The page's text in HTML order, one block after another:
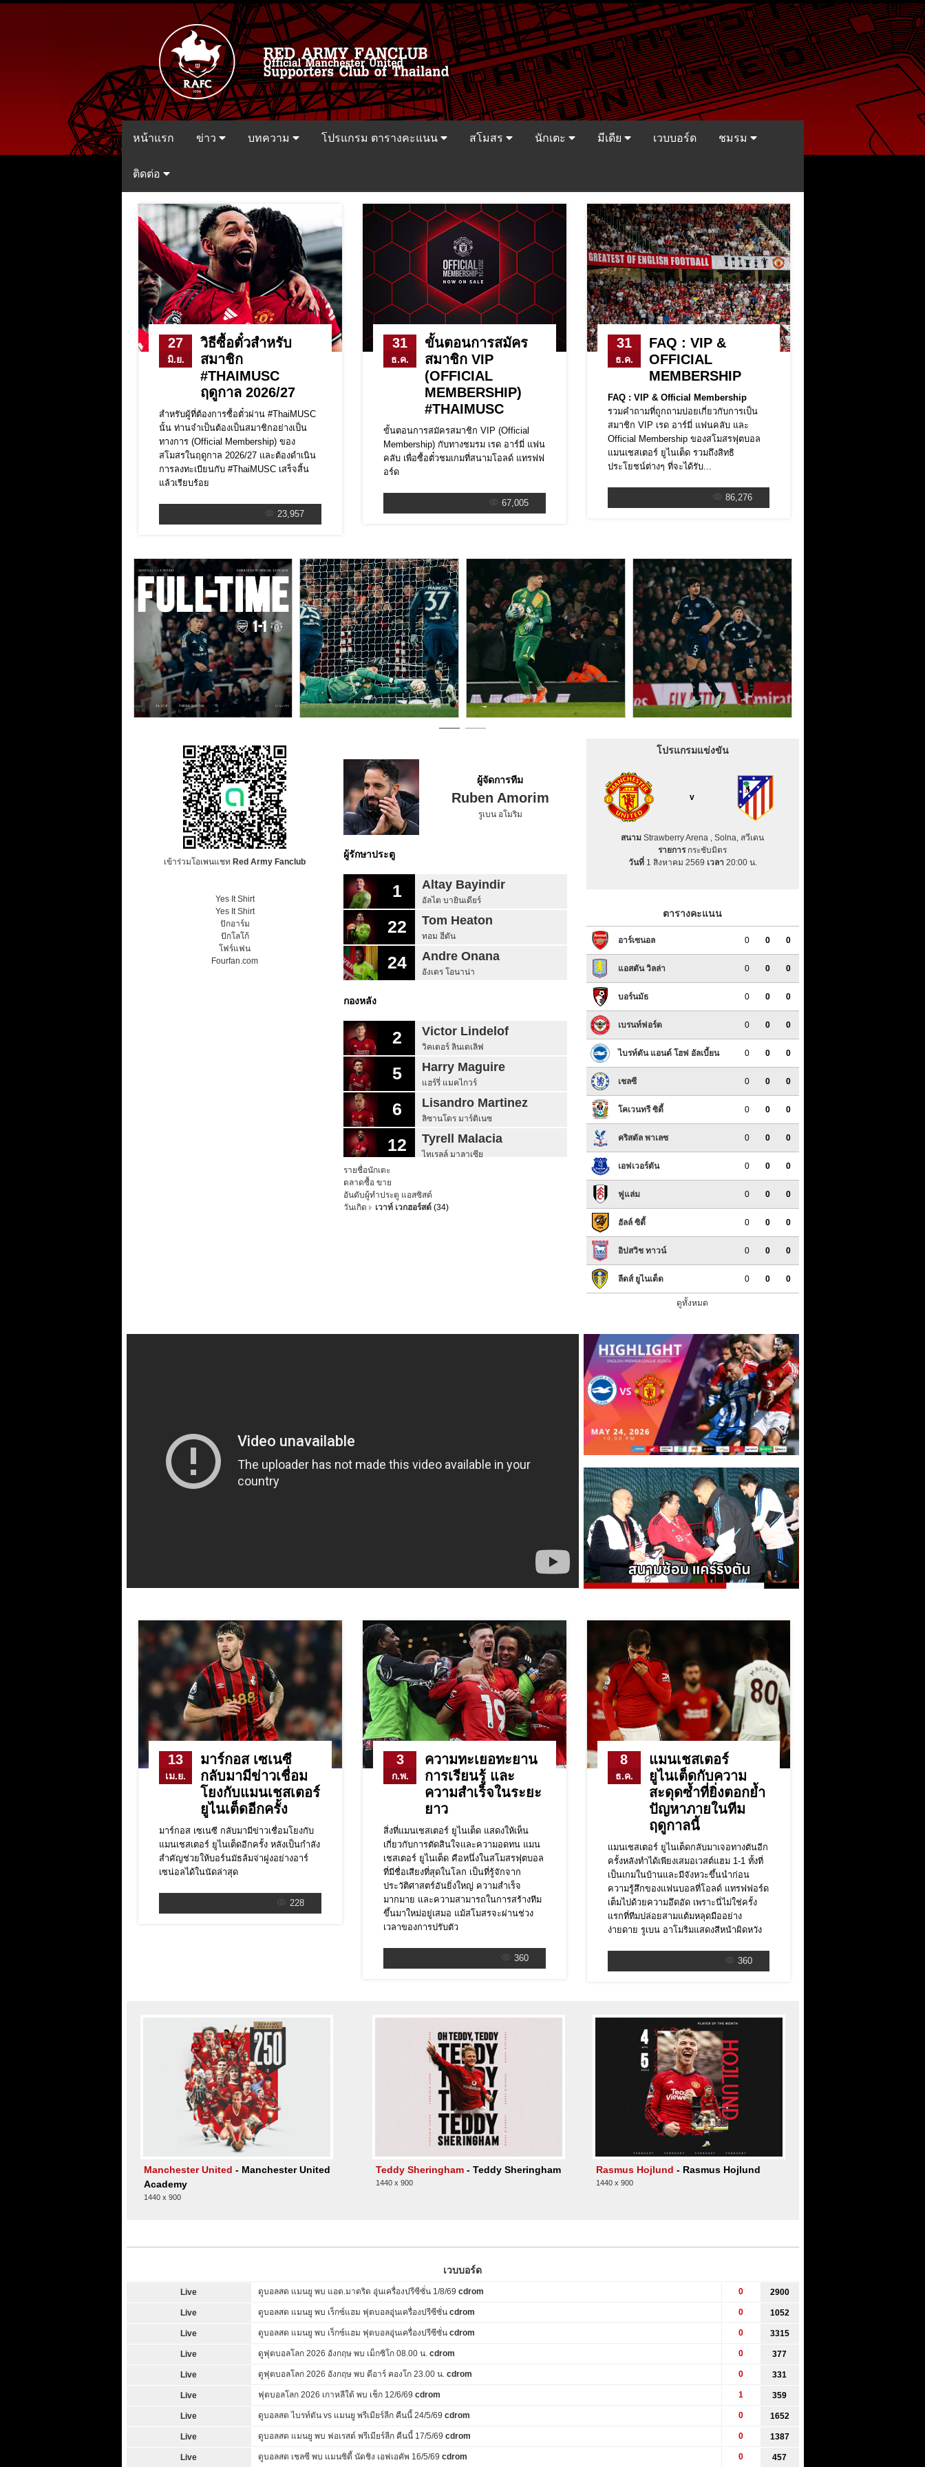
หน้าแรก ข่าว บทความ โปรแกรม ตารางคะแนน สโมสร นักเตะ มีเดีย เวบบอร์ด ชมรม
ติดต่อ
27
มิ.ย.
วิธีซื้อตั๋วสำหรับ
สมาชิก
#THAIMUSC
ฤดูกาล 2026/27
สำหรับผู้ที่ต้องการซื้อตั๋วผ่าน #ThaiMUSC
นั้น ท่านจำเป็นต้องเป็นสมาชิกอย่างเป็น
ทางการ (Official Membership) ของ
สโมสรในฤดูกาล 2026/27 และต้องดำเนิน
การลงทะเบียนกับ #ThaiMUSC เสร็จสิ้น
แล้วเรียบร้อย
23,957
31
ธ.ค.
ขั้นตอนการสมัคร
สมาชิก VIP
(OFFICIAL
MEMBERSHIP)
#THAIMUSC
ขั้นตอนการสมัครสมาชิก VIP (Official
Membership) กับทางชมรม เรด อาร์มี่ แฟน
คลับ เพื่อซื้อตั๋วชมเกมที่สนามโอลด์ แทรฟฟ
อร์ด
67,005
31
ธ.ค.
FAQ : VIP &
OFFICIAL
MEMBERSHIP
FAQ : VIP & Official Membership
รวมคำถามที่ถูกถามบ่อยเกี่ยวกับการเป็น
สมาชิก VIP เรด อาร์มี่ แฟนคลับ และ
Official Membership ของสโมสรฟุตบอล
แมนเชสเตอร์ ยูไนเต็ด รวมถึงสิทธิ
ประโยชน์ต่างๆ ที่จะได้รับ...
86,276
เข้าร่วมโอเพนแชท Red Army Fanclub
Yes It Shirt
Yes It Shirt
ปักอาร์ม
ปักโลโก้
โฟร์แฟน
Fourfan.com
ผู้จัดการทีม
Ruben Amorim
รูเบน อโมริม
ผู้รักษาประตู
1 Altay Bayindir
อัลไต บายินเดียร์
22 Tom Heaton
ทอม ฮีตัน
24 Andre Onana
อังเดร โอนาน่า
กองหลัง
2 Victor Lindelof
วิคเตอร์ ลินเดเลิฟ
5 Harry Maguire
แฮร์รี่ แมคไกวร์
6 Lisandro Martinez
ลิซานโดร มาร์ติเนซ
12 Tyrell Malacia
ไทเรลล์ มาลาเซีย
15 เซร์คิโอ เรกีลอน
19 Raphael Varane
แอรอน วาน-บิสซาก้า
53 Teden Mengi
เมสัน เมาท์
บรูโน่ แฟร์นันเดส
14 Christian Eriksen
คริสเตียน อีริกเซ่น
16 Amad Diallo
อาหมัด ดิยัลโล่
18 Carlos Casemiro
คาร์ลอส คาเซมิโร่
28 ฟากุนโด เปยิสตรี
Donny van de Beek
37 Kobbie Mainoo
คอบบี้ ไมนู
39 Scott McTominay
สกอตต์ แม็คทอมมิเนย์
46 Hannibal Mejbri
ฮานนิบาล เมจบรี้
9 Anthony Martial
มาร์คัส แรชฟอร์ด
Rasmus Hojlund
ราสมุส ฮอยลุนด์
Alejandro Garnacho
อเลฮานโดร การ์นาโช่
Antony
แอนโทนี่
25 Jadon Sancho
47
รายชื่อนักเตะ
ตลาดซื้อ ขาย
อันดับผู้ทำประตู แอสซิสต์
วันเกิด
เวาท์ เวกฮอร์สต์(34)
โปรแกรมแข่งขัน
v
สนาม Strawberry Arena , Solna, สวีเดน
รายการกระชับมิตร
วันที่1 สิงหาคม 2569 เวลา 20:00 น.
ตารางคะแนน
อาร์เซนอล 0 0 0
แอสตัน วิลล่า 0 0 0
บอร์นมัธ 0 0 0
เบรนท์ฟอร์ด 0 0 0
ไบรท์ตัน แอนด์ โฮฟ อัลเบี้ยน 0 0 0
เชลซี 0 0 0
โคเวนทรี ซิตี้ 0 0 0
คริสตัล พาเลซ 0 0 0
เอฟเวอร์ตัน 0 0 0
ฟูแล่ม 0 0 0
ฮัลล์ ซิตี้ 0 0 0
อิปสวิช ทาวน์ 0 0 0
ลีดส์ ยูไนเต็ด 0 0 0
ดูทั้งหมด
13
เม.ย.
มาร์กอส เซเนซี
กลับมามีข่าวเชื่อม
โยงกับแมนเชสเตอร์
ยูไนเต็ดอีกครั้ง
มาร์กอส เซเนซี กลับมามีข่าวเชื่อมโยงกับ
แมนเชสเตอร์ ยูไนเต็ดอีกครั้ง หลังเป็นกำลัง
สำคัญช่วยให้บอร์นมัธล้มจ่าฝูงอย่างอาร์
เซน่อลได้ในนัดล่าสุด
228
3
ก.พ.
ความทะเยอทะยาน
การเรียนรู้ และ
ความสำเร็จในระยะ
ยาว
สิ่งที่แมนเชสเตอร์ ยูไนเต็ด แสดงให้เห็น
เกี่ยวกับการตัดสินใจและความอดทน แมน
เชสเตอร์ ยูไนเต็ด คือหนึ่งในสโมสรฟุตบอล
ที่มีชื่อเสียงที่สุดในโลก เป็นที่รู้จักจาก
ประวัติศาสตร์อันยิ่งใหญ่ ความสำเร็จ
มากมาย และความสามารถในการสร้างทีม
ขึ้นมาใหม่อยู่เสมอ แม้สโมสรจะผ่านช่วง
เวลาของการปรับตัว
360
8
ธ.ค.
แมนเชสเตอร์
ยูไนเต็ดกับความ
สะดุดซ้ำที่ยิ่งตอกย้ำ
ปัญหาภายในทีม
ฤดูกาลนี้
แมนเชสเตอร์ ยูไนเต็ดกลับมาเจอทางตันอีก
ครั้งหลังทำได้เพียงเสมอเวสต์แฮม 1-1 ทั้งที่
เป็นเกมในบ้านและมีจังหวะขึ้นนำก่อน
ความรู้สึกของแฟนบอลที่โอลด์ แทรฟฟอร์ด
เต็มไปด้วยความอึดอัด เพราะนี่ไม่ใช่ครั้ง
แรกที่ทีมปล่อยสามแต้มหลุดมืออย่าง
ง่ายดาย รูเบน อาโมริมแสดงสีหน้าผิดหวัง
360
Manchester United - Manchester United
Academy
1440 x 900
Teddy Sheringham- Teddy Sheringham
1440 x 900
Rasmus Hojlund - Rasmus Hojlund
1440 x 900
เวบบอร์ด
Live ดูบอลสด แมนยู พบ แอต.มาดริด อุุ่นเครื่องปรีซีซั่น 1/8/69 cdrom 0 2900
Live ดูบอลสด แมนยู พบ เร็กซ์แฮม ฟุตบอลอุุ่นเครื่องปรีซีซั่น cdrom 0 1052
Live ดูบอลสด แมนยู พบ เร็กซ์แฮม ฟุตบอลอุุ่นเครื่องปรีซีซั่น cdrom 0 3315
Live ดูฟุตบอลโลก 2026 อังกฤษ พบ เม็กซิโก 08.00 น. cdrom 0 377
Live ดูฟุตบอลโลก 2026 อังกฤษ พบ ดีอาร์ คองโก 23.00 น. cdrom 0 331
Live ฟุตบอลโลก 2026 เกาหลีใต้ พบ เช็ก 12/6/69 cdrom 1 359
Live ดูบอลสด ไบรท์ตัน vs แมนยู พรีเมียร์ลีก คืนนี้ 24/5/69 cdrom 0 1652
Live ดูบอลสด แมนยู พบ ฟอเรสต์ พรีเมียร์ลีก คืนนี้ 17/5/69 cdrom 0 1387
Live ดูบอลสด เชลซี พบ แมนซิตี้ นัดชิง เอฟเอคัพ 16/5/69 cdrom 0 457